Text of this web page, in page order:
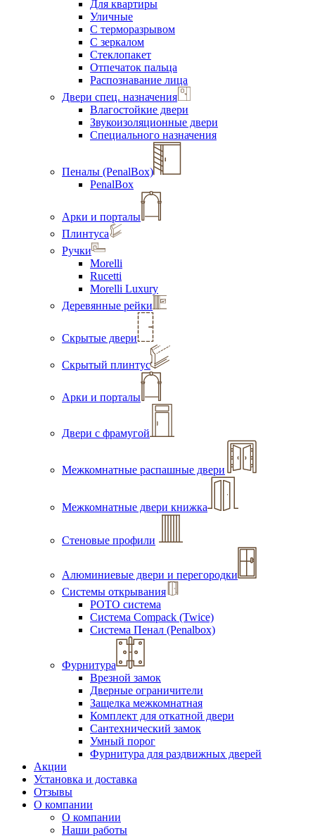
Для квартиры
Уличные
С терморазрывом
С зеркалом
Стеклопакет
Отпечаток пальца
Распознавание лица
Двери спец. назначения
Влагостойкие двери
Звукоизоляционные двери
Специального назначения
Пеналы (PenalBox)
PenalBox
Арки и порталы
Плинтуса
Ручки
Morelli
Rucetti
Morelli Luxury
Деревянные рейки
Скрытые двери
Скрытый плинтус
Арки и порталы
Двери с фрамугой
Межкомнатные распашные двери
Межкомнатные двери книжка
Стеновые профили
Алюминиевые двери и перегородки
Системы открывания
РОТО система
Система Compack (Twice)
Система Пенал (Penalbox)
Фурнитура
Врезной замок
Дверные ограничители
Защелка межкомнатная
Комплект для откатной двери
Сантехнический замок
Умный порог
Фурнитура для раздвижных дверей
Акции
Установка и доставка
Отзывы
О компании
О компании
Наши работы